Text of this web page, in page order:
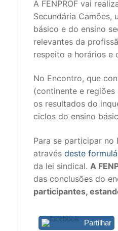
sindicalização
Legislação
PRÉ-ESCOLAR
1º CICLO
2º/3º CEB / SECUNDÁRIO
ENSINO ARTÍSTICO
EDUCAÇÃO ESPECIAL
ENSINO SUPERIOR
A FENPROF vai
Secundária Camões,
básico e do ensino
relevantes da
respeito a horários e
No Encontro, que
(continente e
os resultados do
ciclos do ensino
Para se participar no
através deste
da lei sindical. A
das conclusões do
participantes,
Partilhar